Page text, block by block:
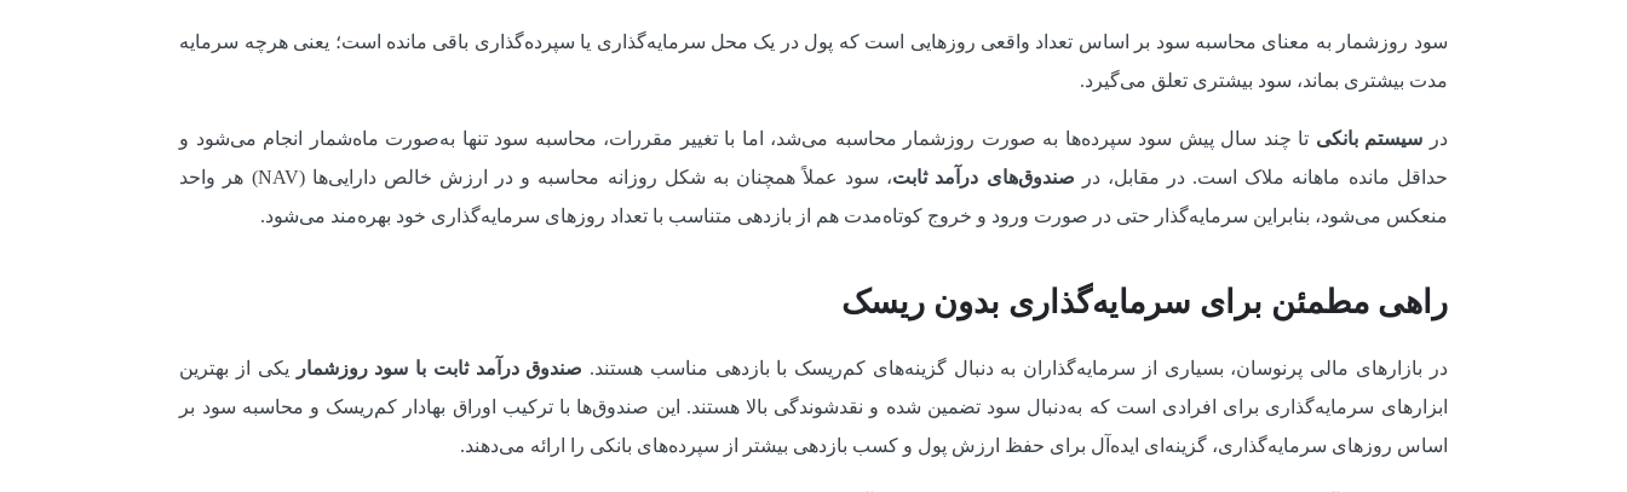
سود روزشمار به معنای محاسبه سود بر اساس تعداد واقعی روزهایی است که پول در یک محل سرمایه‌گذاری یا سپرده‌گذاری باقی مانده است؛ یعنی هرچه سرمایه
مدت بیشتری بماند، سود بیشتری تعلق می‌گیرد.
در سیستم بانکی تا چند سال پیش سود سپرده‌ها به صورت روزشمار محاسبه می‌شد، اما با تغییر مقررات، محاسبه سود تنها به‌صورت ماه‌شمار انجام می‌شود و
حداقل مانده ماهانه ملاک است. در مقابل، در صندوق‌های درآمد ثابت
، سود عملاً همچنان به شکل روزانه محاسبه و در ارزش خالص دارایی‌ها (NAV) هر واحد
منعکس می‌شود، بنابراین سرمایه‌گذار حتی در صورت ورود و خروج کوتاه‌مدت هم از بازدهی متناسب با تعداد روزهای سرمایه‌گذاری خود بهره‌مند می‌شود.
راهی مطمئن برای سرمایه‌گذاری بدون ریسک
در بازارهای مالی پرنوسان، بسیاری از سرمایه‌گذاران به دنبال گزینه‌های کم‌ریسک با بازدهی مناسب هستند. صندوق درآمد ثابت با سود روزشمار
یکی از بهترین
ابزارهای سرمایه‌گذاری برای افرادی است که به‌دنبال سود تضمین شده و نقدشوندگی بالا هستند. این صندوق‌ها با ترکیب اوراق بهادار کم‌ریسک و محاسبه سود بر
اساس روزهای سرمایه‌گذاری، گزینه‌ای ایده‌آل برای حفظ ارزش پول و کسب بازدهی بیشتر از سپرده‌های بانکی را ارائه می‌دهند.